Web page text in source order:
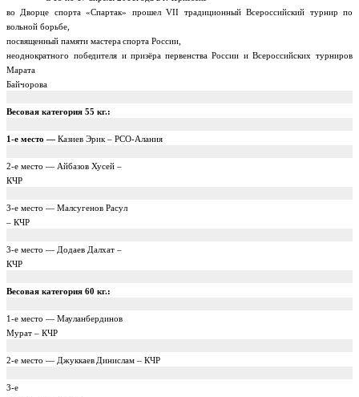
во Дворце спорта «Спартак» прошел VII традиционный Всероссийский турнир по
вольной борьбе,
посвященный памяти мастера спорта России,
неоднократного победителя и призёра первенства России и Всероссийских турниров
Марата
Байчорова
Весовая категория 55 кг.:
1-е место — Казиев Эрик – РСО-Алания
2-е место — Айбазов Хусей –
КЧР
3-е место — Малсугенов Расул
– КЧР
3-е место — Додаев Далхат –
КЧР
Весовая категория 60 кг.:
1-е место — Мауланбердинов
Мурат – КЧР
2-е место — Джуккаев Динислам – КЧР
3-е